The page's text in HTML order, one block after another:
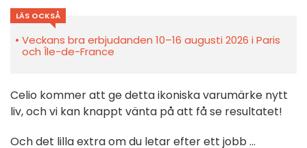
LÄS OCKSÅ
Veckans bra erbjudanden 10–16 augusti 2026 i Paris
och Île-de-France
Celio kommer att ge detta ikoniska varumärke nytt
liv, och vi kan knappt vänta på att få se resultatet!
Och det lilla extra om du letar efter ett jobb ...